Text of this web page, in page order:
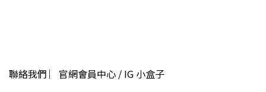
聯絡我們 ︳官網會員中心 / IG 小盒子